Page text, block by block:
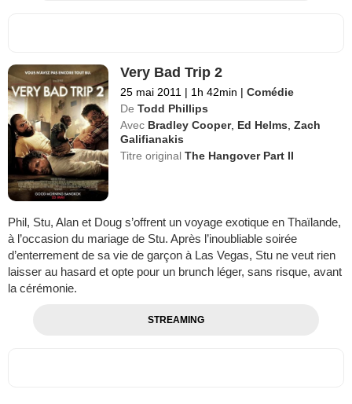
Very Bad Trip 2
25 mai 2011 | 1h 42min | Comédie
De Todd Phillips
Avec Bradley Cooper, Ed Helms ,Zach
Galifianakis
Titre originalThe Hangover Part II
Phil, Stu, Alan et Doug s’offrent un voyage exotique en Thaïlande,
à l’occasion du mariage de Stu. Après l’inoubliable soirée
d’enterrement de sa vie de garçon à Las Vegas, Stu ne veut rien
laisser au hasard et opte pour un brunch léger, sans risque, avant
la cérémonie.
STREAMING